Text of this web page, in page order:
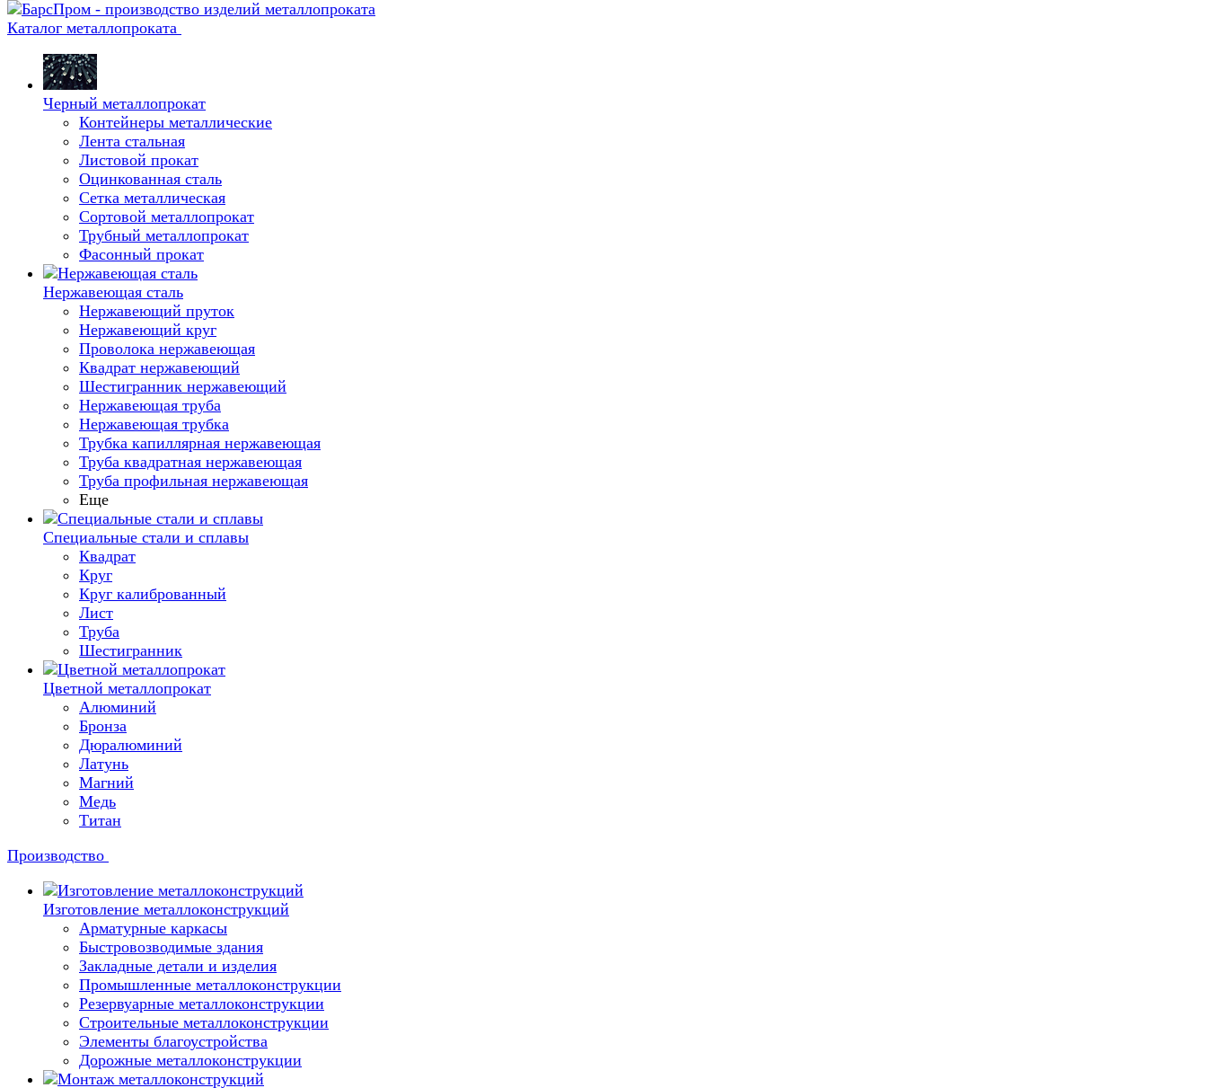
Каталог металлопроката
Черный металлопрокат
Контейнеры металлические
Лента стальная
Листовой прокат
Оцинкованная сталь
Сетка металлическая
Сортовой металлопрокат
Трубный металлопрокат
Фасонный прокат
Нержавеющая сталь
Нержавеющий пруток
Нержавеющий круг
Проволока нержавеющая
Квадрат нержавеющий
Шестигранник нержавеющий
Нержавеющая труба
Нержавеющая трубка
Трубка капиллярная нержавеющая
Труба квадратная нержавеющая
Труба профильная нержавеющая
Еще
Специальные стали и сплавы
Квадрат
Круг
Круг калиброванный
Лист
Труба
Шестигранник
Цветной металлопрокат
Алюминий
Бронза
Дюралюминий
Латунь
Магний
Медь
Титан
Производство
Изготовление металлоконструкций
Арматурные каркасы
Быстровозводимые здания
Закладные детали и изделия
Промышленные металлоконструкции
Резервуарные металлоконструкции
Строительные металлоконструкции
Элементы благоустройства
Дорожные металлоконструкции